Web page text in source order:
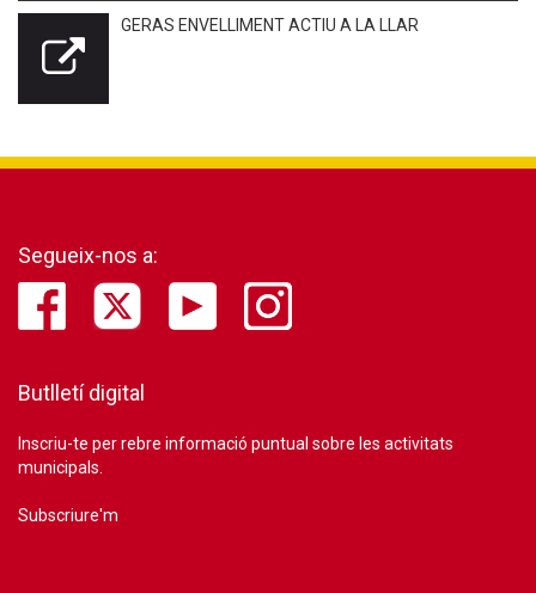
GERAS ENVELLIMENT ACTIU A LA LLAR
Segueix-nos a:
Butlletí digital
Inscriu-te per rebre informació puntual sobre les activitats
municipals.
Subscriure'm